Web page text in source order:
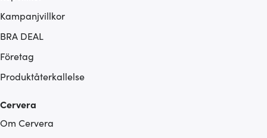
Kampanjvillkor
BRA DEAL
Företag
Produktåterkallelse
Cervera
Om Cervera